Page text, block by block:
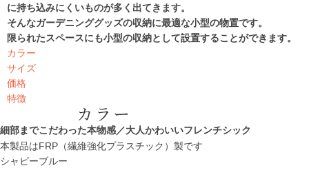
に持ち込みにくいものが多く出てきます。
そんなガーデニンググッズの収納に最適な小型の物置です。
限られたスペースにも小型の収納として設置することができます。
カラー
サイズ
価格
特徴
細部までこだわった本物感／大人かわいいフレンチシック
本製品はFRP（繊維強化プラスチック）製です
シャビーブルー